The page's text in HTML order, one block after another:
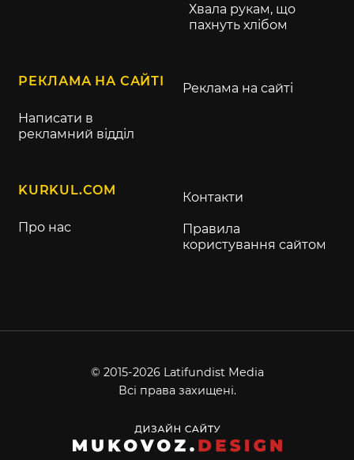
Хвала рукам, що
пахнуть хлібом
РЕКЛАМА НА САЙТІ
Написати в
рекламний відділ
Реклама на сайті
KURKUL.COM
Про нас
Контакти
Правила
користування сайтом
© 2015-2026 Latifundist Media
Всі права захищені.